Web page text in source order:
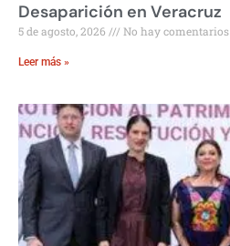
Desaparición en Veracruz
5 de agosto, 2026 No hay comentarios
Leer más »